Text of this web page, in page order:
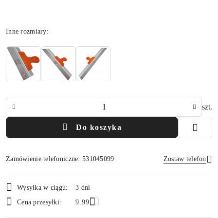
Wariant
Inne rozmiary:
szt.
Do koszyka
Zamówienie telefoniczne: 531045099 Zostaw telefon
i
dostawa
Wysyłka w ciągu:
3 dni
Cena przesyłki:
9.99